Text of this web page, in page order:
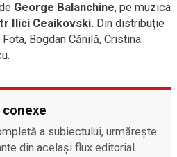
George Balanchine, pe muzica
Ilici Ceaikovski. Din distribuţie
Bogdan Cănilă, Cristina
a subiectului, urmărește
din același flux editorial.